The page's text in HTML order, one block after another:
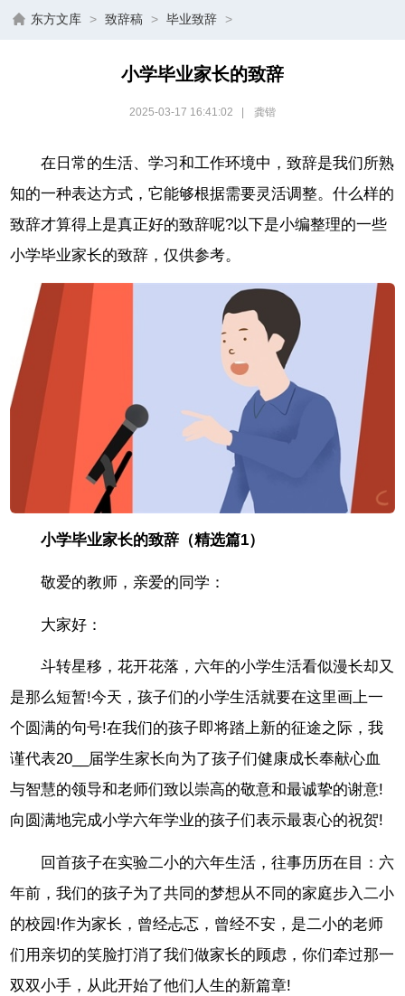
东方文库 > 致辞稿 > 毕业致辞 >
小学毕业家长的致辞
2025-03-17 16:41:02 龚锴
在日常的生活、学习和工作环境中，致辞是我们所熟
知的一种表达方式，它能够根据需要灵活调整。什么样的
致辞才算得上是真正好的致辞呢?以下是小编整理的一些
小学毕业家长的致辞，仅供参考。
小学毕业家长的致辞（精选篇1）
敬爱的教师，亲爱的同学：
大家好：
斗转星移，花开花落，六年的小学生活看似漫长却又
是那么短暂!今天，孩子们的小学生活就要在这里画上一
个圆满的句号!在我们的孩子即将踏上新的征途之际，我
谨代表20__届学生家长向为了孩子们健康成长奉献心血
与智慧的领导和老师们致以崇高的敬意和最诚挚的谢意!
向圆满地完成小学六年学业的孩子们表示最衷心的祝贺!
回首孩子在实验二小的六年生活，往事历历在目：六
年前，我们的孩子为了共同的梦想从不同的家庭步入二小
的校园!作为家长，曾经忐忑，曾经不安，是二小的老师
们用亲切的笑脸打消了我们做家长的顾虑，你们牵过那一
双双小手，从此开始了他们人生的新篇章!